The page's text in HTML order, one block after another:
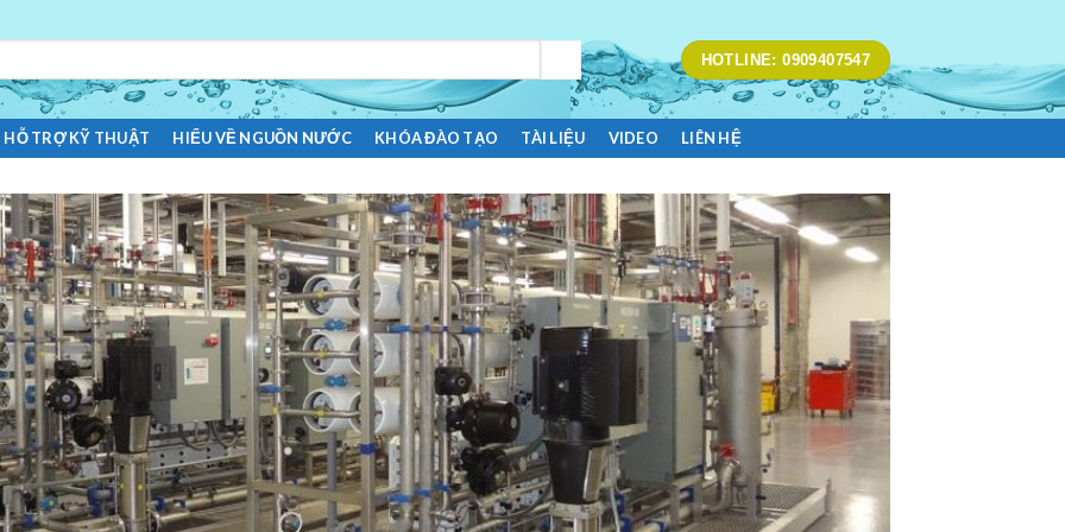
HOTLINE: 0909407547
HỖ TRỢ KỸ THUẬT HIỂU VỀ NGUỒN NƯỚC KHÓA ĐÀO TẠO TÀI LIỆU VIDEO LIÊN HỆ